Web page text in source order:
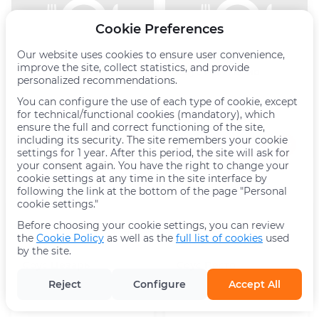
Cookie Preferences
Our website uses cookies to ensure user convenience,
improve the site, collect statistics, and provide
personalized recommendations.
You can configure the use of each type of cookie, except
for technical/functional cookies (mandatory), which
ensure the full and correct functioning of the site,
including its security. The site remembers your cookie
settings for 1 year. After this period, the site will ask for
your consent again. You have the right to change your
cookie settings at any time in the site interface by
following the link at the bottom of the page "Personal
cookie settings."
Before choosing your cookie settings, you can review
the Cookie Policy as well as the full list of cookies used
by the site.
Reject Configure Accept All
Соус барбекю
2.30 BYN
Соус Иль Патио
2.30 BYN
30g